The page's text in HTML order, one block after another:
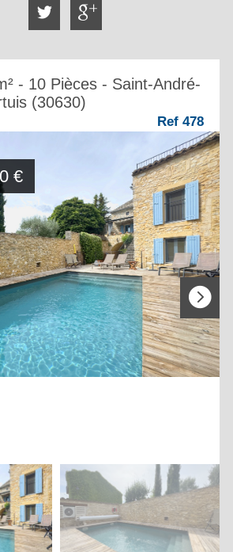
- 10 Pièces - Saint-André-
(30630)
Ref 478
€